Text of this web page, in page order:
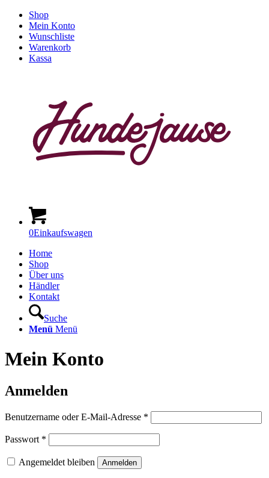
Shop
Mein Konto
Wunschliste
Warenkorb
Kassa
0Einkaufswagen
Home
Shop
Über uns
Händler
Kontakt
Suche
Menü Menü
Mein Konto
Anmelden
Benutzername oder E-Mail-Adresse *
Passwort *
Angemeldet bleiben Anmelden